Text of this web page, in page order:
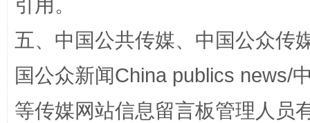
引用。
五、中国公共传媒、中国公众传
国公众新闻China publics news/
等传媒网站信息留言板管理人员